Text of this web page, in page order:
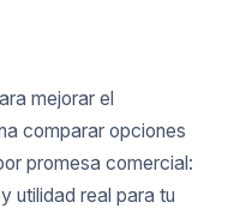
mejorar el
comparar opciones
promesa comercial:
utilidad real para tu